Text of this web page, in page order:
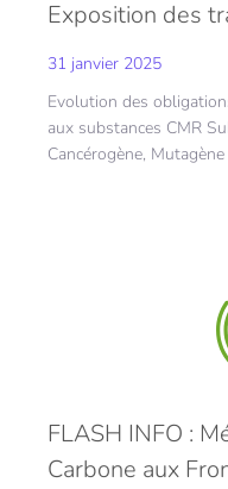
Exposition des
31 janvier 2025
Evolution des
aux substances CMR
Cancérogène,
FLASH INFO :
Carbone aux